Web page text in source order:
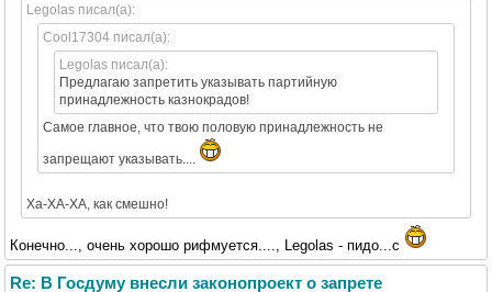
Legolas писал(а):
Cool17304 писал(а):
Legolas писал(а):
Предлагаю запретить указывать партийную
принадлежность казнокрадов!
Самое главное, что твою половую принадлежность не
запрещают указывать....
Ха-ХА-ХА, как смешно!
Конечно..., очень хорошо рифмуется...., Legolas - пидо...с
Re: В Госдуму внесли законопроект о запрете